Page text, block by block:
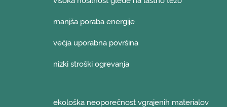
manjša poraba energije
večja uporabna površina
nizki stroški ogrevanja
ekološka neoporečnost vgrajenih materialov